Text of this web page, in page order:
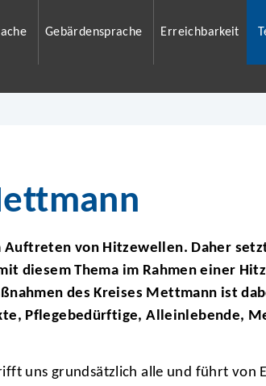
Gebärdensprache Erreichbarkeit
Auftreten von Hitzewellen. Daher
diesem Thema im Rahmen einer
des Kreises Mettmann ist
Pflegebedürftige, Alleinlebende,
uns grundsätzlich alle und führt von